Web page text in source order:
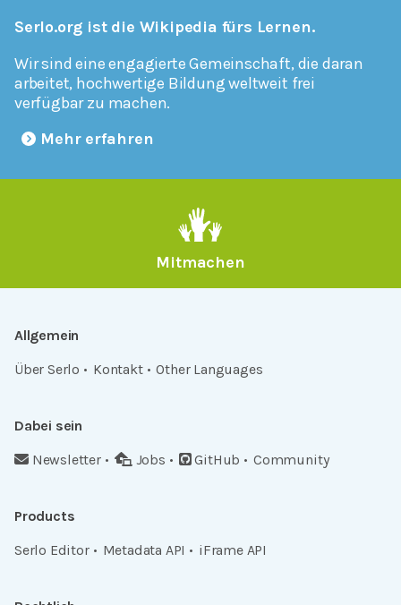
Serlo.org ist die Wikipedia fürs Lernen.
Wir sind eine engagierte Gemeinschaft, die daran
arbeitet, hochwertige Bildung weltweit frei
verfügbar zu machen.
Mehr erfahren
Mitmachen
Allgemein
Über Serlo
Kontakt Other Languages
Dabei sein
Newsletter
Jobs GitHub Community
Products
Serlo Editor
Metadata API iFrame API